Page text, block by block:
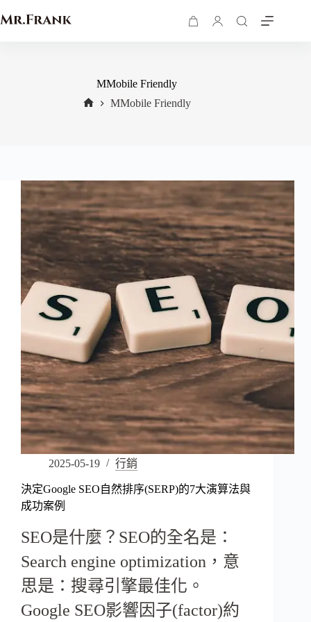
MMobile Friendly
MMobile Friendly
2025-05-19 行銷
決定Google SEO自然排序(SERP)的7大演算法與
成功案例
SEO是什麼？SEO的全名是：
Search engine optimization，意
思是：搜尋引擎最佳化。
Google SEO影響因子(factor)約